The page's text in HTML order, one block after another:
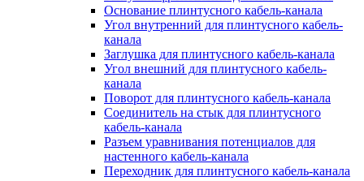
Основание плинтусного кабель-канала
Угол внутренний для плинтусного кабель-
канала
Заглушка для плинтусного кабель-канала
Угол внешний для плинтусного кабель-
канала
Поворот для плинтусного кабель-канала
Соединитель на стык для плинтусного
кабель-канала
Разъем уравнивания потенциалов для
настенного кабель-канала
Переходник для плинтусного кабель-канала